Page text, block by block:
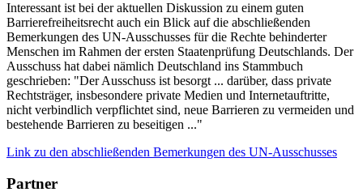
Interessant ist bei der aktuellen Diskussion zu einem guten
Barrierefreiheitsrecht auch ein Blick auf die abschließenden
Bemerkungen des UN-Ausschusses für die Rechte behinderter
Menschen im Rahmen der ersten Staatenprüfung Deutschlands. Der
Ausschuss hat dabei nämlich Deutschland ins Stammbuch
geschrieben: "Der Ausschuss ist besorgt ... darüber, dass private
Rechtsträger, insbesondere private Medien und Internetauftritte,
nicht verbindlich verpflichtet sind, neue Barrieren zu vermeiden und
bestehende Barrieren zu beseitigen ..."
Link zu den abschließenden Bemerkungen des UN-Ausschusses
Partner